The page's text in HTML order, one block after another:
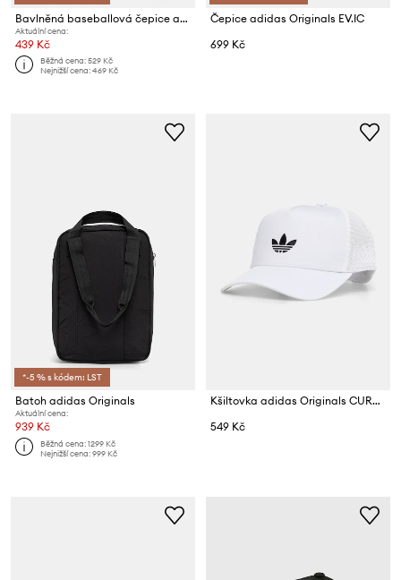
Bavlněná baseballová čepice adidas Originals
Aktuální cena:
439 Kč
Běžná cena:529 Kč
Nejnižší cena:469 Kč
Čepice adidas Originals EV.IC
699 Kč
*-5 % s kódem: LST
Batoh adidas Originals
Aktuální cena:
939 Kč
Běžná cena:1299 Kč
Nejnižší cena:999 Kč
Kšiltovka adidas Originals CURVED TRUCKER
549 Kč